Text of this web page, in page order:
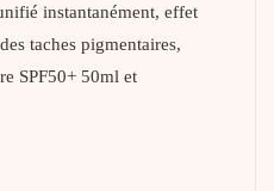
instantanément, effet
taches pigmentaires,
SPF50+ 50ml et